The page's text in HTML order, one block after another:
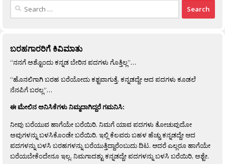
Search
ಬರಹಗಾರರಿಗೆ ಕಿವಿಮಾತು
“ನನಗೆ ಅಶ್ಟೊಂದು ಕನ್ನಡ ಬೇರಿನ ಪದಗಳು ಗೊತ್ತಿಲ್ಲ”…
“ಹೊನಲಿಗಾಗಿ ಬರಹ ಬರೆಯೋದು ಕಶ್ಟವಾಗುತ್ತೆ. ಕನ್ನಡದ್ದೇ ಆದ ಪದಗಳು ಕೂಡಲೆ
ನೆನಪಿಗೆ ಬರಲ್ಲ”…
ಈ ಮೇಲಿನ ಅನಿಸಿಕೆಗಳು ನಿಮ್ಮದಾಗಿದ್ದರೆ ಗಮನಿಸಿ:
ನೀವು ಬರೆಯುವ ಹಾಗೆಯೇ ಬರೆಯಿರಿ. ನಿಮಗೆ ಯಾವ ಪದಗಳು ತೋಚುವುದೋ
ಅವುಗಳನ್ನು ಬಳಸಿಕೊಂಡೇ ಬರೆಯಿರಿ. ಇಲ್ಲಿ ಕೆಲವರು ಬಹಳ ಹೆಚ್ಚು ಕನ್ನಡದ್ದೇ ಆದ
ಪದಗಳನ್ನು ಬಳಸಿ ಬರಹಗಳನ್ನು ಬರೆಯುತ್ತಿದ್ದಾರೆಂಬುದು ದಿಟ. ಆದರೆ ಎಲ್ಲರೂ ಹಾಗೆಯೇ
ಬರೆಯಬೇಕೆಂದೇನೂ ಇಲ್ಲ. ನಿಮಗಾದಶ್ಟು ಕನ್ನಡದ್ದೇ ಪದಗಳನ್ನು ಬಳಸಿ ಬರೆಯಿರಿ, ಅಶ್ಟೇ.